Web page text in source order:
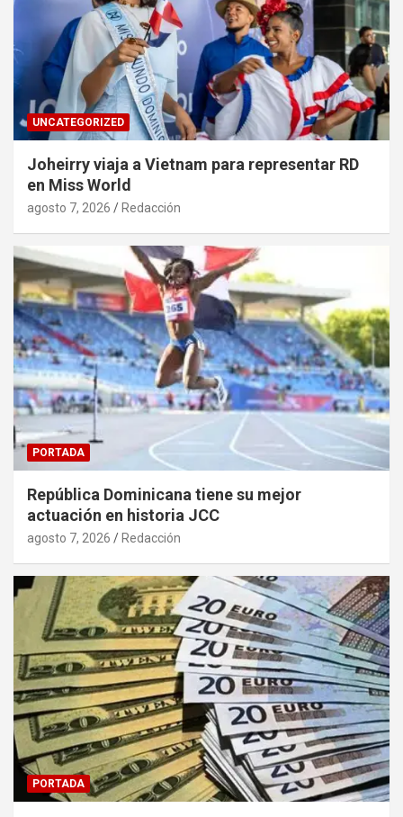
UNCATEGORIZED
Joheirry viaja a Vietnam para representar RD
en Miss World
agosto 7, 2026 Redacción
PORTADA
República Dominicana tiene su mejor
actuación en historia JCC
agosto 7, 2026 Redacción
PORTADA